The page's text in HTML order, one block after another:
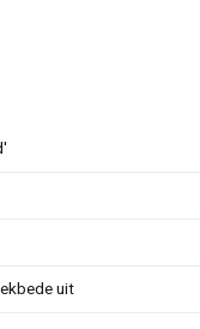
uit